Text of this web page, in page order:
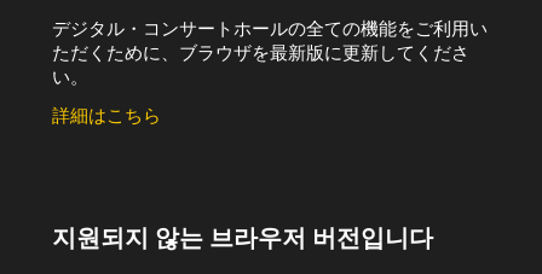
デジタル・コンサートホールの全ての機能をご利用い
ただくために、ブラウザを最新版に更新してくださ
い。
詳細はこちら
지원되지 않는 브라우저 버전입니다